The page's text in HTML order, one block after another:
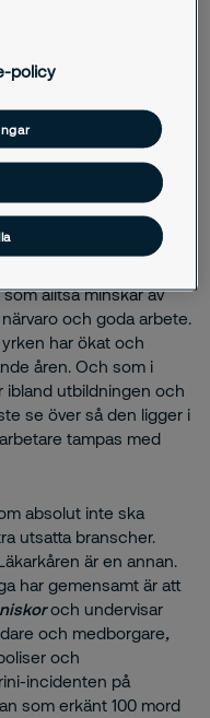
ofta uteblir när dessa
idag, så är siffrorna
orter där
den offentliga
alltså minskar av
och goda arbete.
har ökat och
åren. Och som i
ibland utbildningen och
se över så den ligger i
tampas med
absolut inte ska
utsatta branscher.
är en annan.
har gemensamt är att
och undervisar
och medborgare,
och
incidenten på
som erkänt 100 mord
policy